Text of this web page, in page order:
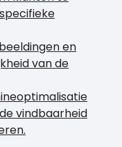
en
van de
vindbaarheid